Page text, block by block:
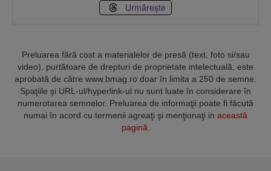
Urmărește
Preluarea fără cost a materialelor de presă (text, foto si/sau
video), purtătoare de drepturi de proprietate intelectuală, este
aprobată de către www.bmag.ro doar în limita a 250 de semne.
Spaţiile şi URL-ul/hyperlink-ul nu sunt luate în considerare în
numerotarea semnelor. Preluarea de informaţii poate fi făcută
numai în acord cu termenii agreaţi şi menţionaţi in această
pagină